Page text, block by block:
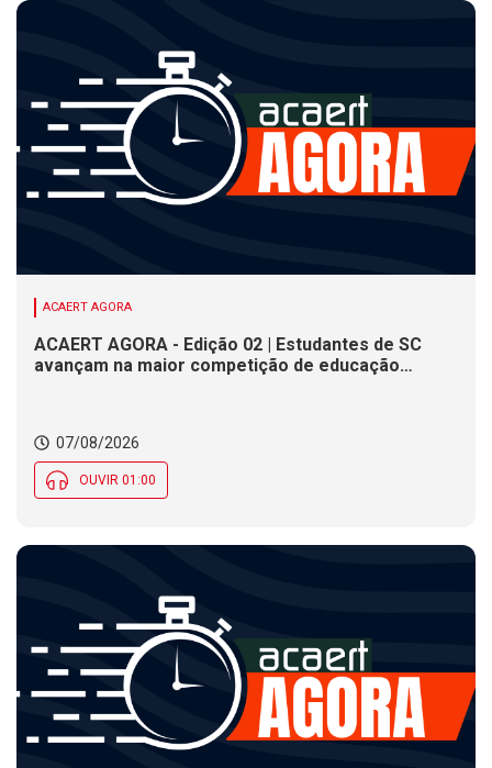
ACAERT AGORA
ACAERT AGORA - Edição 02 | Estudantes de SC
avançam na maior competição de educação
Social nesta sexta (7)
07/08/2026
OUVIR 01:00